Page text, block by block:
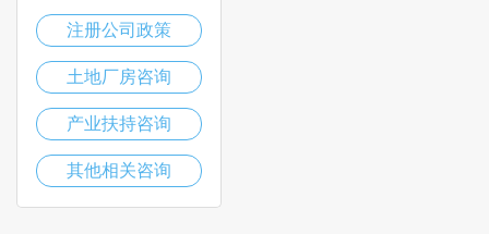
注册公司政策
土地厂房咨询
产业扶持咨询
其他相关咨询